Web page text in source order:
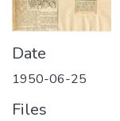
Date
1950-06-25
Files